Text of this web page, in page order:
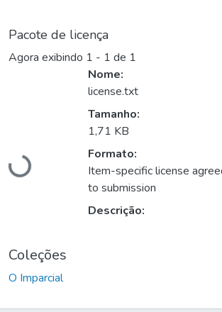
Pacote de licença
Agora exibindo 1 - 1 de 1
Carregando...
Nome:
license.txt
Tamanho:
1,71 KB
Formato:
Item-specific license
to submission
Descrição:
Coleções
O Imparcial